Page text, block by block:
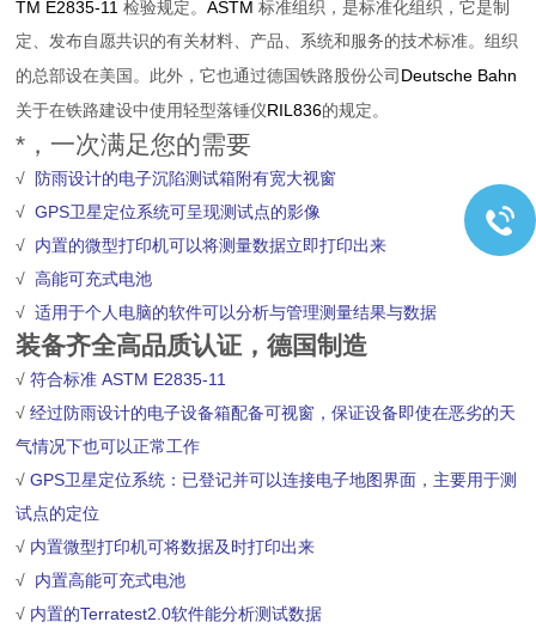
TM E2835-11检验规定。ASTM标准组织，是标准化组织，它是制
定、发布自愿共识的有关材料、产品、系统和服务的技术标准。组织
的总部设在美国。此外，它也通过德国铁路股份公司 Deutsche Bahn
关于在铁路建设中使用轻型落锤仪RIL836的规定。
*，一次满足您的需要
√ 防雨设计的电子沉陷测试箱附有宽大视窗
√ GPS卫星定位系统可呈现测试点的影像
√ 内置的微型打印机可以将测量数据立即打印出来
√ 高能可充式电池
√ 适用于个人电脑的软件可以分析与管理测量结果与数据
装备齐全高品质认证，德国制造
√ 符合标准 ASTM E2835-11
√ 经过防雨设计的电子设备箱配备可视窗，保证设备即使在恶劣的天
气情况下也可以正常工作
√ GPS卫星定位系统：已登记并可以连接电子地图界面，主要用于测
试点的定位
√ 内置微型打印机可将数据及时打印出来
√ 内置高能可充式电池
√ 内置的Terratest2.0软件能分析测试数据